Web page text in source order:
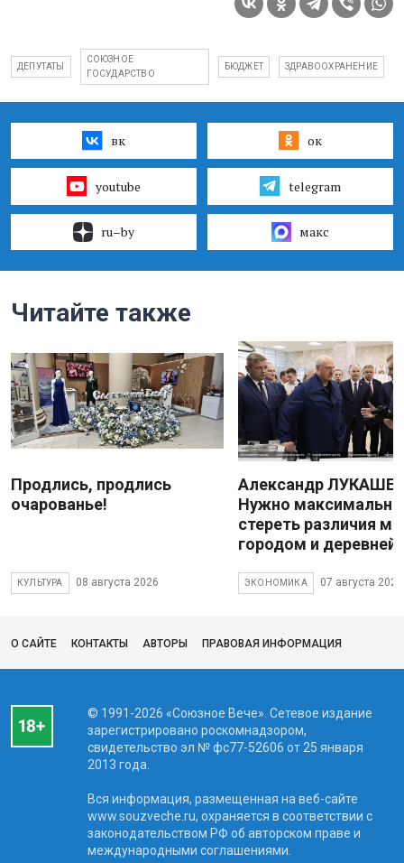
ДЕПУТАТЫ
СОЮЗНОЕ
ГОСУДАРСТВО
БЮДЖЕТ ЗДРАВООХРАНЕНИЕ
вк ок
youtube telegram
ru–by макс
Читайте также
Продлись, продлись
очарованье!
КУЛЬТУРА 08 августа 2026
Александр
Нужно максимально
стереть различия
городом и деревней
ЭКОНОМИКА 07 августа 2026
О САЙТЕ КОНТАКТЫ АВТОРЫ ПРАВОВАЯ ИНФОРМАЦИЯ
© 1991-2026 «Союзное Вече». Сетевое издание
зарегистрировано роскомнадзором,
свидетельство эл № фc77-52606 от 25 января
2013 года.
Вся информация, размещенная на веб-сайте
www.souzveche.ru, охраняется в соответствии с
законодательством РФ об авторском праве и
международными соглашениями.